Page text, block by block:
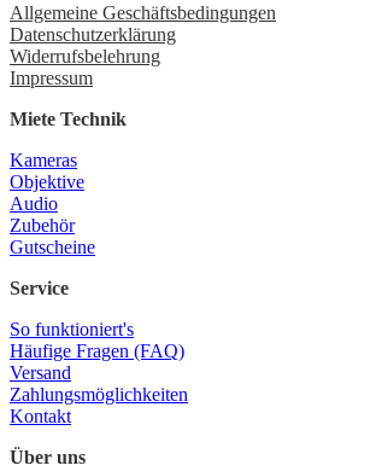
Allgemeine Geschäftsbedingungen
Datenschutzerklärung
Widerrufsbelehrung
Impressum
Miete Technik
Kameras
Objektive
Audio
Zubehör
Gutscheine
Service
So funktioniert's
Häufige Fragen (FAQ)
Versand
Zahlungsmöglichkeiten
Kontakt
Über uns